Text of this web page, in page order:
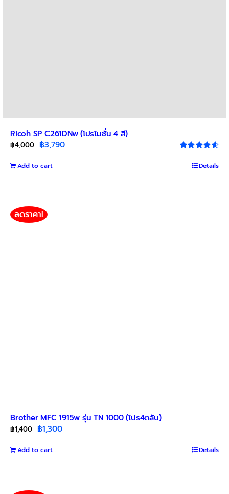
Ricoh SP C261DNw (โปรโมชั่น 4 สี)
out of 5
฿4,000 Original
was:
฿3,790Current
Add to cart Details
ลดราคา!
Brother MFC 1915w รุ่น TN 1000 (โปร4ตลับ)
฿1,400 Original
was:
฿1,300Current
Add to cart Details